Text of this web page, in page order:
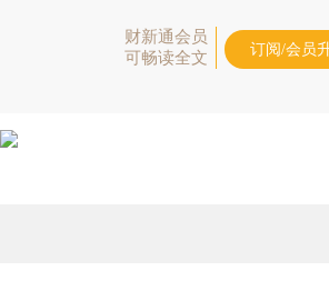
财新通会员
可畅读全文
订阅/会员